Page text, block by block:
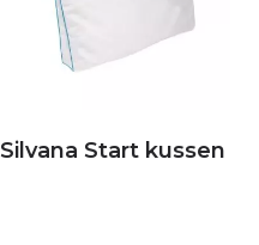
Silvana Start kussen